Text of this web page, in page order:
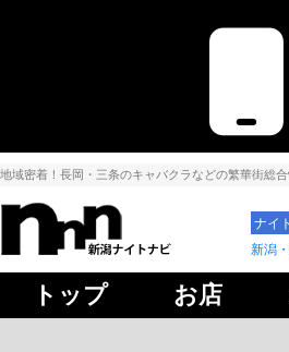
地域密着！長岡・三条のキャバクラなどの繁華街総合
ナイト
新潟
トップ お店